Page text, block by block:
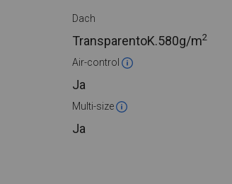
Dach
TransparentoK.580g/m2
Air-control
Ja
Multi-size
Ja